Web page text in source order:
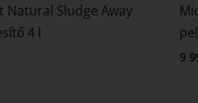
Natural Sludge Away
4 l
9